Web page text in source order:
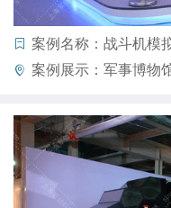
案例名称：战斗机模
案例展示：军事博物